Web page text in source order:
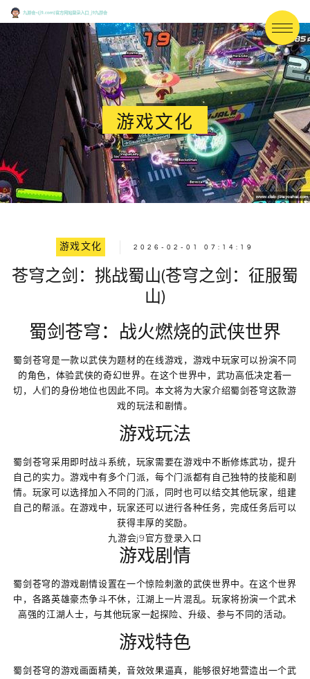
游戏文化
游戏文化 2026-02-01 07:14:19
苍穹之剑：挑战蜀山(苍穹之剑：征服蜀
山)
蜀剑苍穹：战火燃烧的武侠世界
蜀剑苍穹是一款以武侠为题材的在线游戏，游戏中玩家可以扮演不同
的角色，体验武侠的奇幻世界。在这个世界中，武功高低决定着一
切，人们的身份地位也因此不同。本文将为大家介绍蜀剑苍穹这款游
戏的玩法和剧情。
游戏玩法
蜀剑苍穹采用即时战斗系统，玩家需要在游戏中不断修炼武功，提升
自己的实力。游戏中有多个门派，每个门派都有自己独特的技能和剧
情。玩家可以选择加入不同的门派，同时也可以结交其他玩家，组建
自己的帮派。在游戏中，玩家还可以进行各种任务，完成任务后可以
获得丰厚的奖励。
九游会j9官方登录入口
游戏剧情
蜀剑苍穹的游戏剧情设置在一个惊险刺激的武侠世界中。在这个世界
中，各路英雄豪杰争斗不休，江湖上一片混乱。玩家将扮演一个武术
高强的江湖人士，与其他玩家一起探险、升级、参与不同的活动。
游戏特色
蜀剑苍穹的游戏画面精美，音效效果逼真，能够很好地营造出一个武